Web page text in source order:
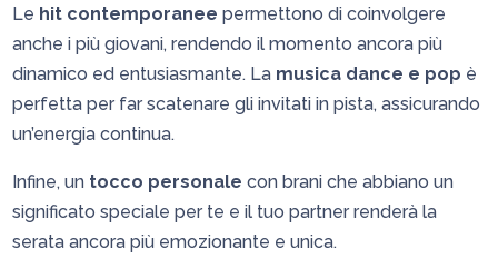
Le hit contemporanee permettono di coinvolgere
anche i più giovani, rendendo il momento ancora più
dinamico ed entusiasmante. La musica dance e pop è
perfetta per far scatenare gli invitati in pista, assicurando
un’energia continua.
Infine, un tocco personale con brani che abbiano un
significato speciale per te e il tuo partner renderà la
serata ancora più emozionante e unica.